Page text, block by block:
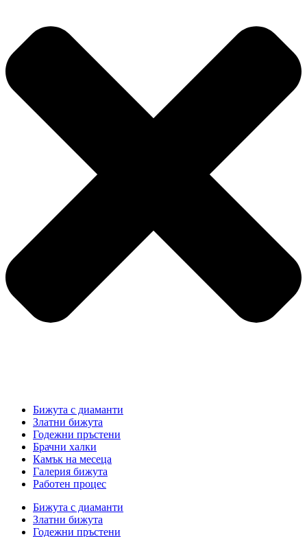
Бижута с диаманти
Златни бижута
Годежни пръстени
Брачни халки
Камък на месеца
Галерия бижута
Работен процес
Бижута с диаманти
Златни бижута
Годежни пръстени